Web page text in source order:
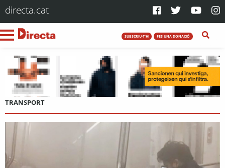
directa.cat
SUBSCRIU-T'HI FES UNA DONACIÓ
TRANSPORT